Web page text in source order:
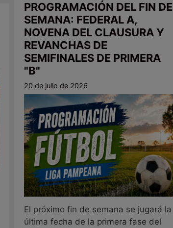
PROGRAMACIÓN DEL FIN DE
SEMANA: FEDERAL A,
NOVENA DEL CLAUSURA Y
REVANCHAS DE
SEMIFINALES DE PRIMERA
"B"
20 de julio de 2026
El próximo fin de semana se jugará la
última fecha de la primera fase del